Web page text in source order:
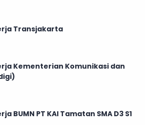
Transjakarta
Kementerian Komunikasi dan
BUMN PT KAI Tamatan SMA D3 S1